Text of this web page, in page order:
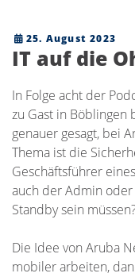
25. August 2023
IT auf die
In Folge acht der
zu Gast in Böblingen
genauer gesagt, bei
Thema ist die
Geschäftsführer
auch der Admin
Standby sein müssen?
Die Idee von Aruba
mobiler arbeiten,